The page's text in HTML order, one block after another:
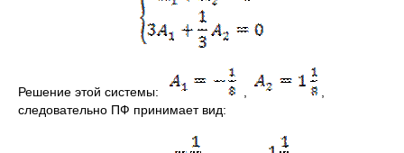
Решение этой системы:
следовательно ПФ принимает вид: